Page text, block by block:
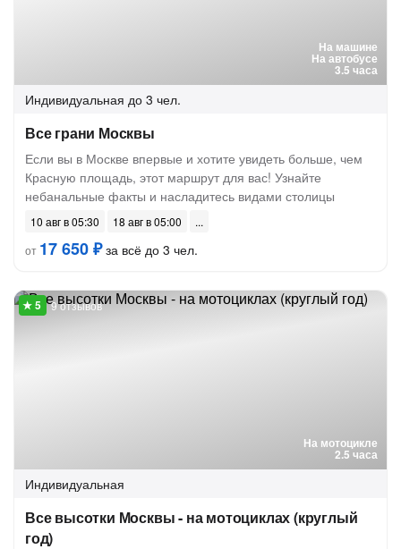
На машине
На автобусе
3.5 часа
Индивидуальная до 3 чел.
Все грани Москвы
Если вы в Москве впервые и хотите увидеть больше, чем
Красную площадь, этот маршрут для вас! Узнайте
небанальные факты и насладитесь видами столицы
10 авг в 05:30
18 авг в 05:00
от 17 650 ₽за всё до 3 чел.
На мотоцикле
2.5 часа
9 отзывов
Индивидуальная
Все высотки Москвы - на мотоциклах (круглый
год)